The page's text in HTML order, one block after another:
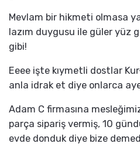
Mevlam bir hikmeti olmasa
lazım duygusu ile güler yüz
gibi!
Eeee işte kıymetli dostlar
anla idrak et diye onlarca
Adam C firmasına
parça sipariş vermiş, 10
evde donduk diye bize